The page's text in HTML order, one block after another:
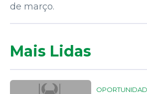
de março.
Mais Lidas